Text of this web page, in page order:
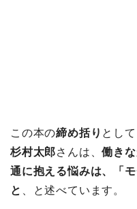
この本の締め括り として
杉村太郎さんは、働き
通に抱える悩みは、「
と
、と述べています。